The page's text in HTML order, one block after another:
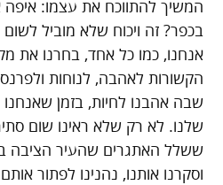
המשיך להתווכח את עצמו: איפה
בכפר? זה ויכוח שלא מוביל
אנחנו, כמו כל אחד, בחרנו את
הקשורות לאהבה, לנוחות
שבה אהבנו לחיות, בזמן
שלנו. לא רק שלא ראינו שום
ששלל האתגרים שהעיר הציבה
וסקרנו אותנו, נהנינו לפתור